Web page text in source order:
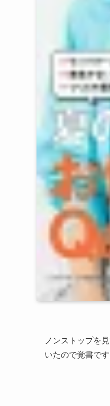
ノンストップを
いたので覚書です